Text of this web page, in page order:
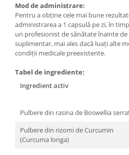
Mod de administrare:
Pentru a obține cele mai bune
administrarea a 1 capsulă pe zi, în
un profesionist de sănătate înainte de
suplimentar, mai ales dacă luați alte
condiții medicale preexistente.
Tabel de ingrediente:
Ingredient activ
Pulbere din rasina de Boswellia
Pulbere din rizomi de Curcumin
(Curcuma longa)